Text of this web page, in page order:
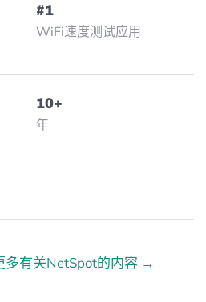
#1
WiFi速度测试应用
10+
年
多有关NetSpot的内容 →